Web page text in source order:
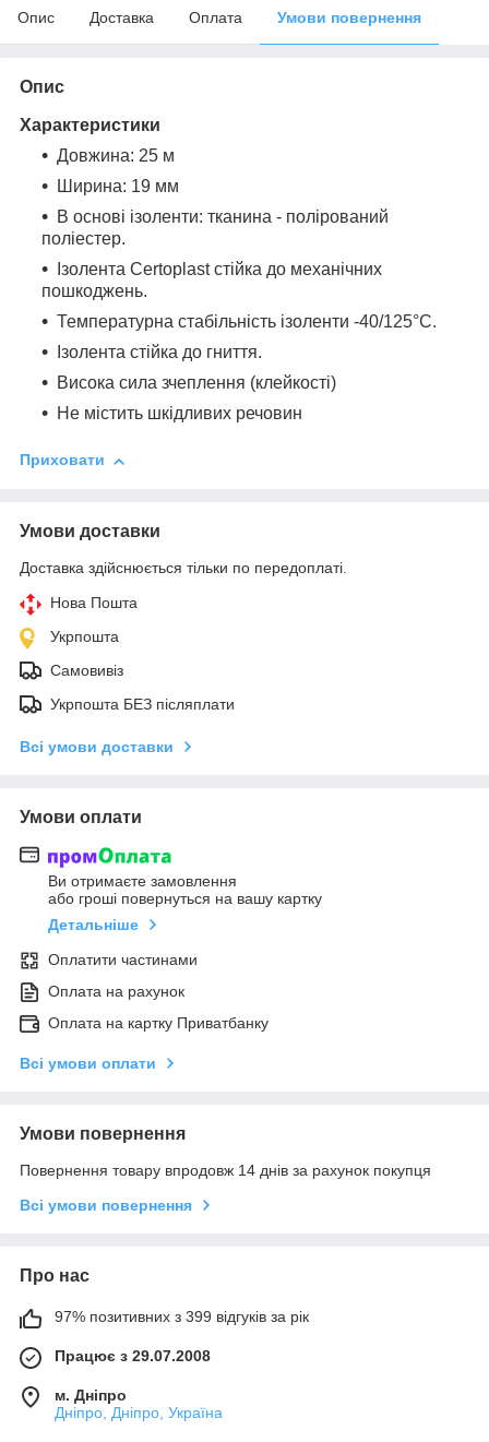
Опис Доставка Оплата Умови повернення
Опис
Характеристики
Довжина: 25 м
Ширина: 19 мм
В основі ізоленти: тканина - полірований
поліестер.
Ізолента Certoplast стійка до механічних
пошкоджень.
Температурна стабільність ізоленти -40/125°С.
Ізолента стійка до гниття.
Висока сила зчеплення (клейкості)
Не містить шкідливих речовин
Приховати
Умови доставки
Доставка здійснюється тільки по передоплаті.
Нова Пошта
Укрпошта
Самовивіз
Укрпошта БЕЗ післяплати
Всі умови доставки
Умови оплати
Ви отримаєте замовлення
або гроші повернуться на вашу картку
Детальніше
Оплатити частинами
Оплата на рахунок
Оплата на картку Приватбанку
Всі умови оплати
Умови повернення
Повернення товару впродовж 14 днів за рахунок покупця
Всі умови повернення
Про нас
97% позитивних з 399 відгуків за рік
Працює з 29.07.2008
м. Дніпро
Дніпро, Дніпро, Україна